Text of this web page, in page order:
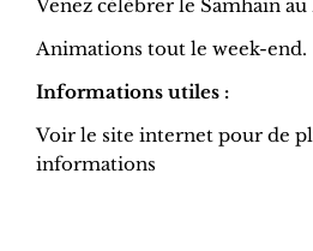
Venez célébrer le Samhain
Animations tout le week-end.
Informations utiles :
Voir le site internet pour de
informations